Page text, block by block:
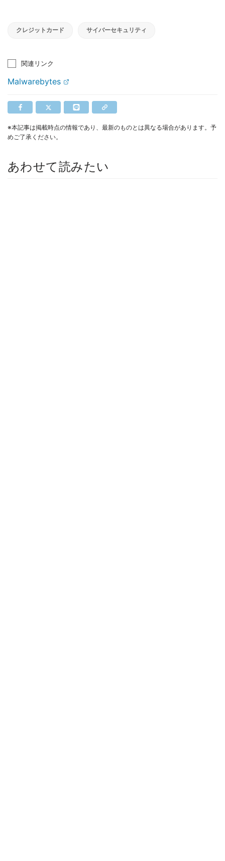
クレジットカード サイバーセキュリティ
関連リンク
Malwarebytes
※本記事は掲載時点の情報であり、最新のものとは異なる場合があります。予
めご了承ください。
あわせて読みたい